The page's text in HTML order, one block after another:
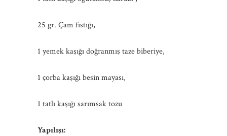
25 gr. Çam fıstığı,
1 yemek kaşığı doğranmış taze biberiye,
1 çorba kaşığı besin mayası,
1 tatlı kaşığı sarımsak tozu
Yapılışı: